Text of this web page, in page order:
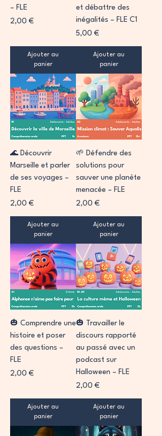
– FLE
Prix
2,00 €
Ajouter au
panier
et débattre des
inégalités – FLE C1
Prix
5,00 €
Ajouter au
panier
🌊 Découvrir
Marseille et parler
de ses voyages –
FLE
Prix
2,00 €
Ajouter au
panier
🌱 Défendre des
solutions pour
sauver une planète
menacée – FLE
Prix
2,00 €
Ajouter au
panier
🎃 Comprendre une
histoire et poser
des questions –
FLE
Prix
2,00 €
Ajouter au
panier
🎃 Travailler le
discours rapporté
au passé avec un
podcast sur
Halloween – FLE
Prix
2,00 €
Ajouter au
panier